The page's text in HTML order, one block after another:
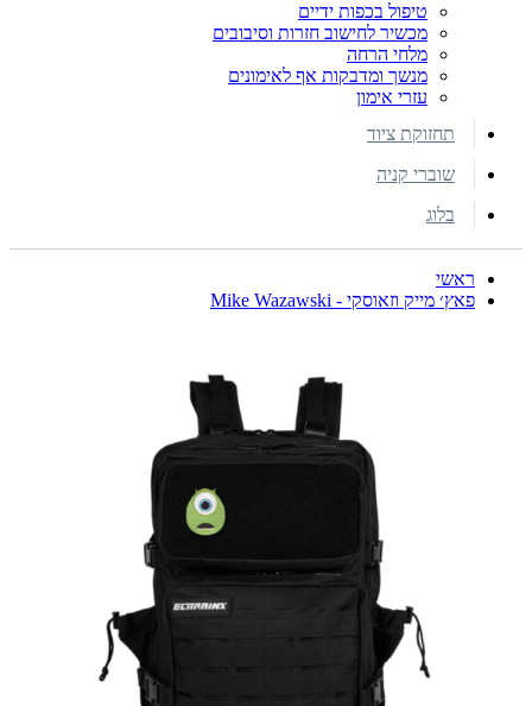
טיפול בכפות ידיים
מכשיר לחישוב חזרות וסיבובים
מלחי הרחה
מנשך ומדבקות אף לאימונים
עזרי אימון
תחזוקת ציוד
שוברי קניה
בלוג
ראשי
פאץ׳ מייק וזאוסקי - Mike Wazawski